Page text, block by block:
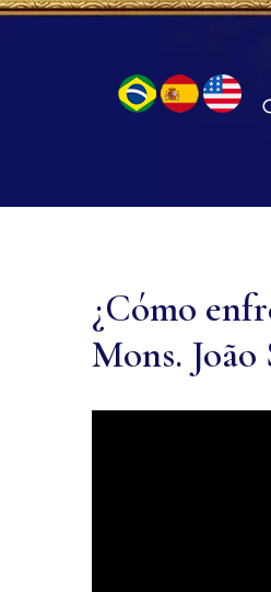
¿Cómo
Mons. João